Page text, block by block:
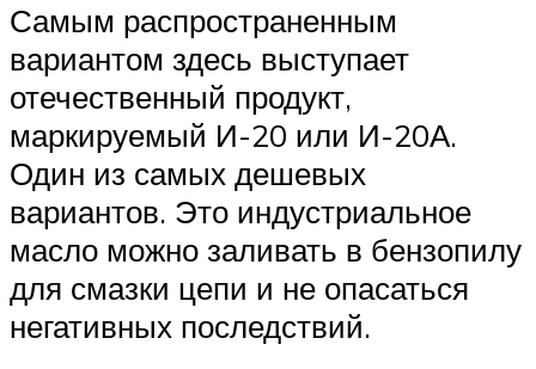
Самым распространенным
вариантом здесь выступает
отечественный продукт,
маркируемый И-20 или И-20А.
Один из самых дешевых
вариантов. Это индустриальное
масло можно заливать в бензопилу
для смазки цепи и не опасаться
негативных последствий.